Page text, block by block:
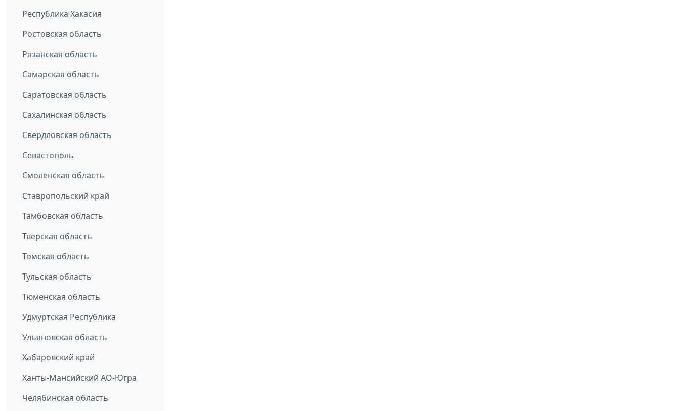
Республика Хакасия
Ростовская область
Рязанская область
Самарская область
Саратовская область
Сахалинская область
Свердловская область
Севастополь
Смоленская область
Ставропольский край
Тамбовская область
Тверская область
Томская область
Тульская область
Тюменская область
Удмуртская Республика
Ульяновская область
Хабаровский край
Ханты-Мансийский АО-Югра
Челябинская область